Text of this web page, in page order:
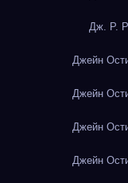
Дж. Р.
Джейн
Джейн
Джейн
Джейн